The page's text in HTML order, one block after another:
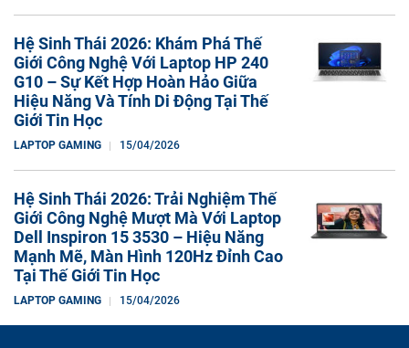
Hệ Sinh Thái 2026: Khám Phá Thế
Giới Công Nghệ Với Laptop HP 240
G10 – Sự Kết Hợp Hoàn Hảo Giữa
Hiệu Năng Và Tính Di Động Tại Thế
Giới Tin Học
LAPTOP GAMING 15/04/2026
Hệ Sinh Thái 2026: Trải Nghiệm Thế
Giới Công Nghệ Mượt Mà Với Laptop
Dell Inspiron 15 3530 – Hiệu Năng
Mạnh Mẽ, Màn Hình 120Hz Đỉnh Cao
Tại Thế Giới Tin Học
LAPTOP GAMING 15/04/2026